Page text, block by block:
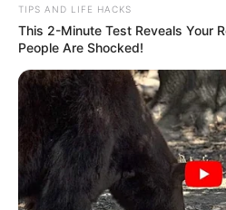
TIPS AND LIFE HACKS
This 2-Minute Test Reveals Your
People Are Shocked!